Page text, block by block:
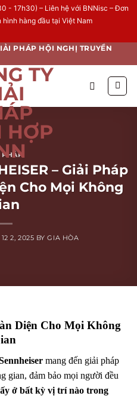
- 17h30) – Liên hệ với BNNisc – Đơn
hàng đầu tại Việt Nam
PHÁP HỘI NGHỊ TRUYỀN
PHÁP
– Giải Pháp
Cho Mọi Không
2, 2025 BYGIA HÒA
Diện Cho Mọi Không
mang đến giải pháp
gian, đảm bảo mọi người đều
ở bất kỳ vị trí nào trong